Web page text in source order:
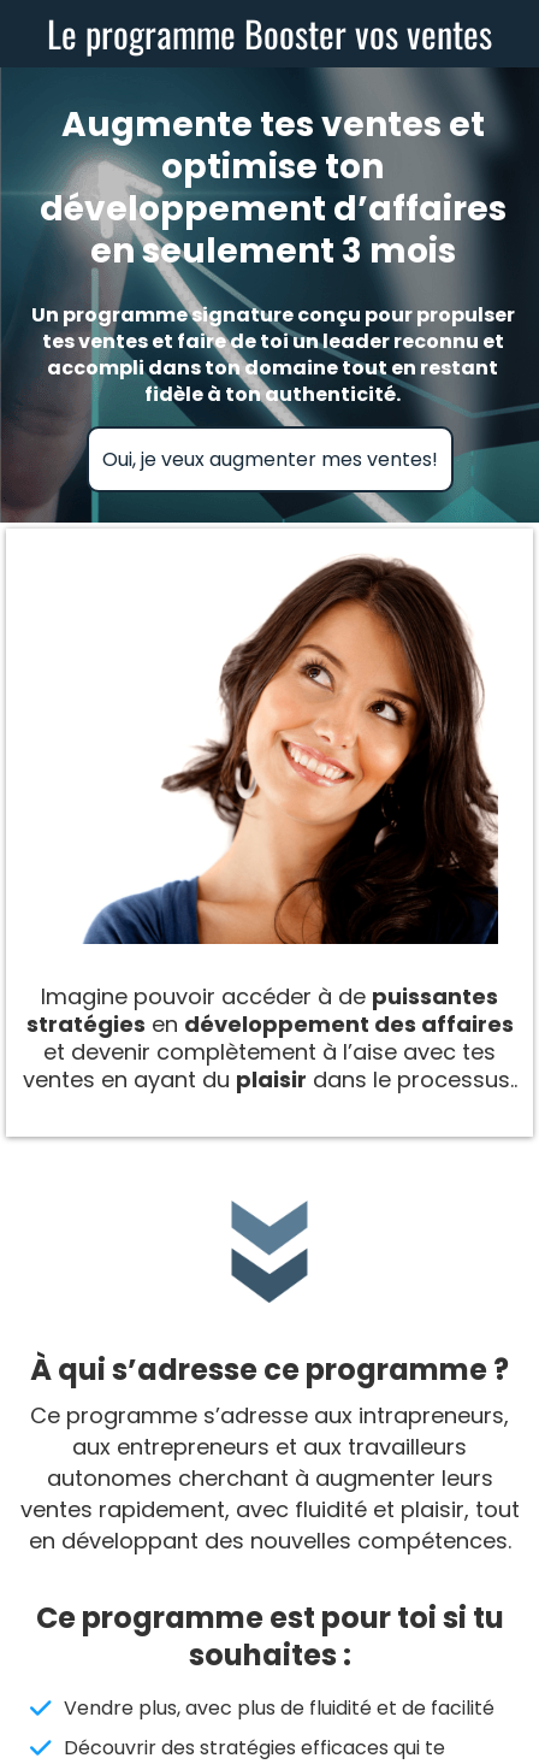
Le programme Booster vos ventes
Augmente tes ventes et
optimise ton
développement d’affaires
en seulement 3 mois
Un programme signature conçu pour propulser
tes ventes et faire de toi un leader reconnu et
accompli dans ton domaine tout en restant
fidèle à ton authenticité.
Oui, je veux augmenter mes ventes!
Imagine pouvoir accéder à de puissantes
stratégies en développement des affaires
et devenir complètement à l’aise avec tes
ventes en ayant du plaisir dans le processus..
À qui s’adresse ce programme ?
Ce programme s’adresse aux intrapreneurs,
aux entrepreneurs et aux travailleurs
autonomes cherchant à augmenter leurs
ventes rapidement, avec fluidité et plaisir, tout
en développant des nouvelles compétences.
Ce programme est pour toi si tu
souhaites :
Vendre plus, avec plus de fluidité et de facilité
Découvrir des stratégies efficaces qui te